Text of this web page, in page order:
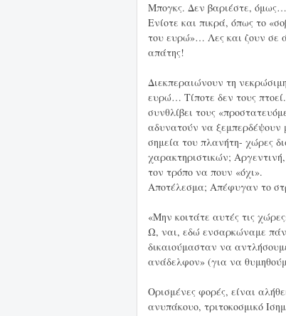
Μπογκς. Δεν βαριέστε,
Ενίοτε και πικρά, όπως το
του ευρώ»… Λες και ζουν σε
απάτης!
Διεκπεραιώνουν τη
ευρώ… Τίποτε δεν τους
συνθλίβει τους
αδυνατούν να ξεμπερδέψουν
σημεία του πλανήτη- χώρες
χαρακτηριστικών;
τον τρόπο να πουν «όχι».
Αποτέλεσμα; Απέφυγαν το
«Μην κοιτάτε αυτές τις
Ω, ναι, εδώ ενσαρκώναμε
δικαιούμασταν να
ανάδελφον» (για να
Ορισμένες φορές, είναι
ανυπάκουο, τριτοκοσμικό